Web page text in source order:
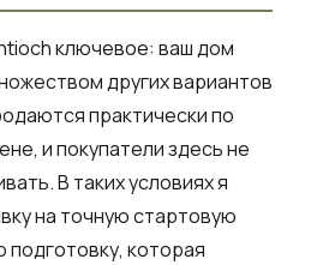
ключевое: ваш дом
других вариантов
практически по
и покупатели здесь не
В таких условиях я
на точную стартовую
подготовку, которая